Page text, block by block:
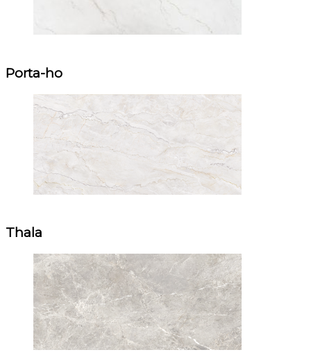
Porta-ho
Thala